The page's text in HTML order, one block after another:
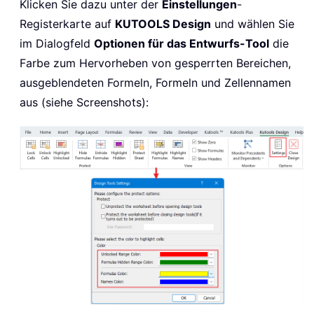
Klicken Sie dazu unter der Einstellungen-
Registerkarte auf KUTOOLS Design und wählen Sie
im Dialogfeld Optionen für das Entwurfs-Tool die
Farbe zum Hervorheben von gesperrten Bereichen,
ausgeblendeten Formeln, Formeln und Zellennamen
aus (siehe Screenshots):